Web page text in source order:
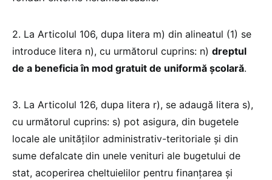
2. La Articolul 106, dupa litera m) din alineatul (1) se
introduce litera n), cu următorul cuprins: n) dreptul
de a beneficia în mod gratuit de uniformă școlară.
3. La Articolul 126, dupa litera r), se adaugă litera s),
cu următorul cuprins: s) pot asigura, din bugetele
locale ale unităților administrativ-teritoriale și din
sume defalcate din unele venituri ale bugetului de
stat, acoperirea cheltuielilor pentru finanțarea și